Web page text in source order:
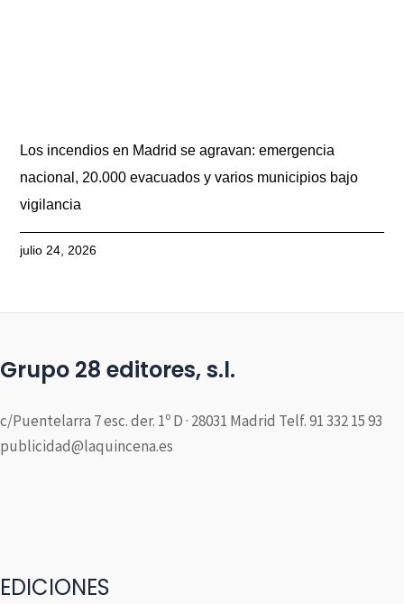
Los incendios en Madrid se agravan: emergencia
nacional, 20.000 evacuados y varios municipios bajo
vigilancia
julio 24, 2026
Grupo 28 editores, s.l.
c/Puentelarra 7 esc. der. 1º D · 28031 Madrid Telf. 91 332 15 93
publicidad@laquincena.es
EDICIONES